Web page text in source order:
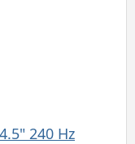
240 Hz